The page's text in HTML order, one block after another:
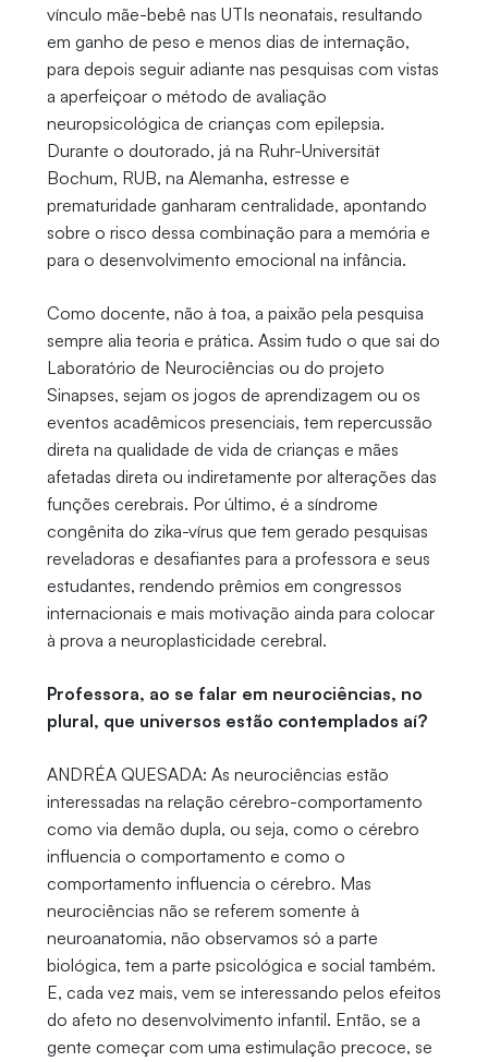
vínculo mãe-bebê nas UTIs neonatais, resultando
em ganho de peso e menos dias de internação,
para depois seguir adiante nas pesquisas com vistas
a aperfeiçoar o método de avaliação
neuropsicológica de crianças com epilepsia.
Durante o doutorado, já na Ruhr-Universität
Bochum, RUB, na Alemanha, estresse e
prematuridade ganharam centralidade, apontando
sobre o risco dessa combinação para a memória e
para o desenvolvimento emocional na infância.
Como docente, não à toa, a paixão pela pesquisa
sempre alia teoria e prática. Assim tudo o que sai do
Laboratório de Neurociências ou do projeto
Sinapses, sejam os jogos de aprendizagem ou os
eventos acadêmicos presenciais, tem repercussão
direta na qualidade de vida de crianças e mães
afetadas direta ou indiretamente por alterações das
funções cerebrais. Por último, é a síndrome
congênita do zika-vírus que tem gerado pesquisas
reveladoras e desafiantes para a professora e seus
estudantes, rendendo prêmios em congressos
internacionais e mais motivação ainda para colocar
à prova a neuroplasticidade cerebral.
Professora, ao se falar em neurociências, no
plural, que universos estão contemplados aí?
ANDRÉA QUESADA: As neurociências estão
interessadas na relação cérebro-comportamento
como via demão dupla, ou seja, como o cérebro
influencia o comportamento e como o
comportamento influencia o cérebro. Mas
neurociências não se referem somente à
neuroanatomia, não observamos só a parte
biológica, tem a parte psicológica e social também.
E, cada vez mais, vem se interessando pelos efeitos
do afeto no desenvolvimento infantil. Então, se a
gente começar com uma estimulação precoce, se